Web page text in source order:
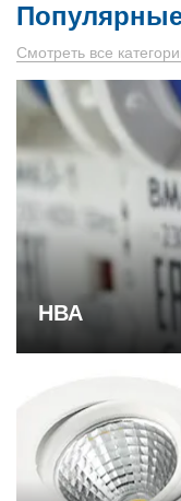
Смотреть все
НВА